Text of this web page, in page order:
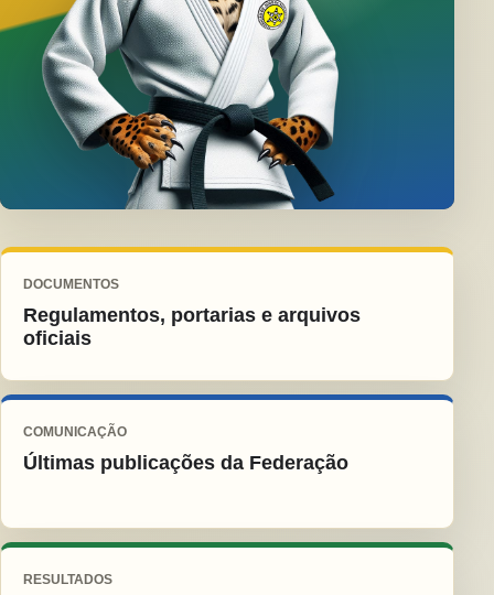
DOCUMENTOS
Regulamentos, portarias e arquivos
oficiais
COMUNICAÇÃO
Últimas publicações da Federação
RESULTADOS